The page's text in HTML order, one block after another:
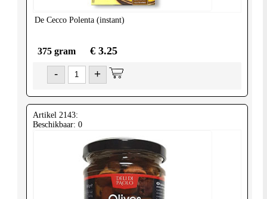
De Cecco Polenta (instant)
375 gram € 3.25
- +
Artikel 2143:
Beschikbaar: 0